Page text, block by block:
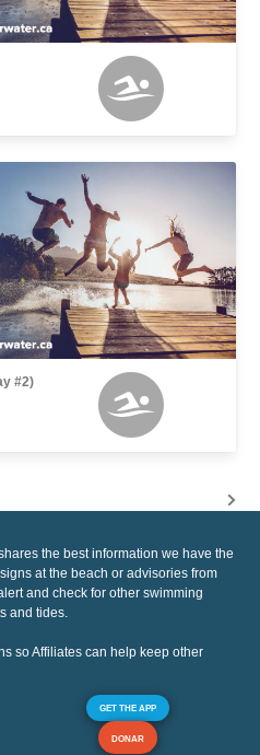
#2)
the best information we have the
at the beach or advisories from
and check for other swimming
and tides.
so Affiliates can help keep other
GET THE APP
DONAR